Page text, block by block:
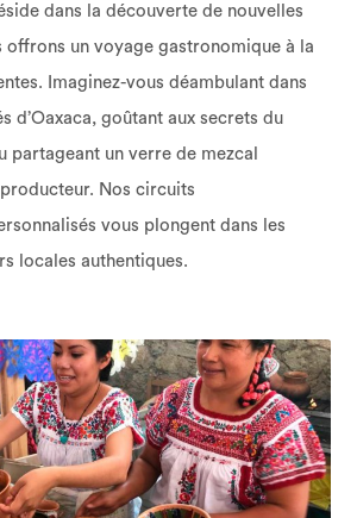
dans la découverte de nouvelles
offrons un voyage gastronomique à la
Imaginez-vous déambulant dans
d’Oaxaca, goûtant aux secrets du
partageant un verre de mezcal
Nos circuits
vous plongent dans les
locales authentiques.